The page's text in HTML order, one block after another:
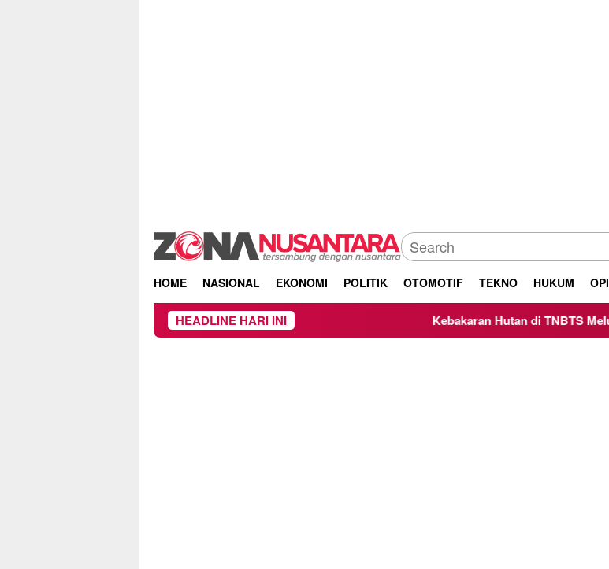
HOME NASIONAL EKONOMI POLITIK OTOMOTIF TEKNO HUKUM
HEADLINE HARI INI Kebakaran Hutan di TNBTS Meluas ke